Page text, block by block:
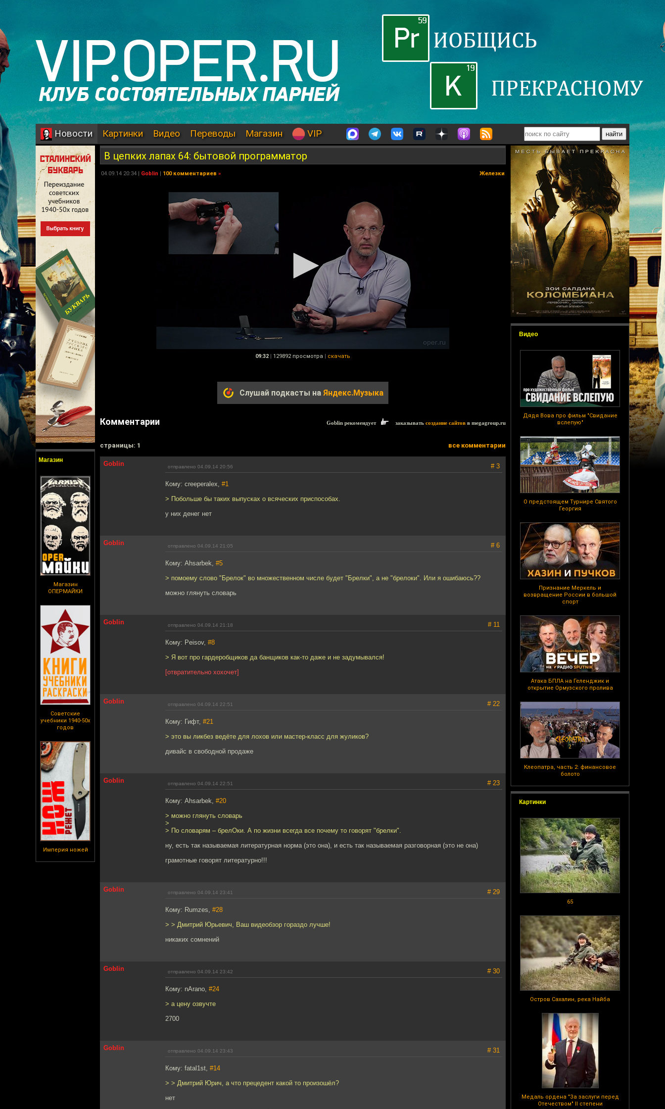
Новости Картинки Видео Переводы Магазин VIP
Магазин
Магазин
ОПЕРМАЙКИ
Советские
учебники 1940-50х
годов
Империя ножей
Видео
Дядя Вова про фильм "Свидание
вслепую"
О предстоящем Турнире Святого
Георгия
Признание Меркель и
возвращение России в большой
спорт
Атака БПЛА на Геленджик и
открытие Ормузского пролива
Клеопатра, часть 2: финансовое
болото
Картинки
65
Остров Сахалин, река Найба
Медаль ордена "За заслуги перед
Отечеством" II степени
В цепких лапах 64: бытовой программатор
04.09.14 20:34 | Goblin | 100 комментариев » Железки
09:32 | 129892 просмотра | скачать
Слушай подкасты на Яндекс.Музыка
Комментарии Goblin рекомендует заказывать создание сайтов в megagroup.ru
cтраницы: 1 все комментарии
Goblin отправлено 04.09.14 20:56 # 3
Кому: creeperalex, #1
> Побольше бы таких выпусках о всяческих приспособах.
у них денег нет
Goblin отправлено 04.09.14 21:05 # 6
Кому: Ahsarbek, #5
> помоему слово "Брелок" во множественном числе будет "Брелки", а не "брелоки". Или я ошибаюсь??
можно глянуть словарь
Goblin отправлено 04.09.14 21:18 # 11
Кому: Peisov, #8
> Я вот про гардеробщиков да банщиков как-то даже и не задумывался!
[отвратительно хохочет]
Goblin отправлено 04.09.14 22:51 # 22
Кому: Гифт, #21
> это вы ликбез ведёте для лохов или мастер-класс для жуликов?
дивайс в свободной продаже
Goblin отправлено 04.09.14 22:51 # 23
Кому: Ahsarbek, #20
> можно глянуть словарь
>
> По словарям – брелОки. А по жизни всегда все почему то говорят "брелки".
ну, есть так называемая литературная норма (это она), и есть так называемая разговорная (это не она)
грамотные говорят литературно!!!
Goblin отправлено 04.09.14 23:41 # 29
Кому: Rumzes, #28
> > Дмитрий Юрьевич, Ваш видеобзор гораздо лучше!
никаких сомнений
Goblin отправлено 04.09.14 23:42 # 30
Кому: nArano, #24
> а цену озвучте
2700
Goblin отправлено 04.09.14 23:43 # 31
Кому: fatal1st, #14
> > Дмитрий Юрич, а что прецедент какой то произошёл?
нет